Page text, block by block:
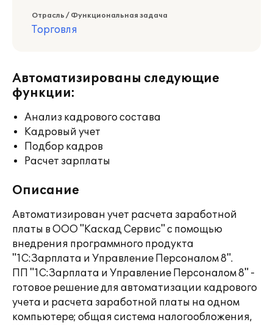
Отрасль / Функциональная задача
Торговля
Автоматизированы следующие
функции:
Анализ кадрового состава
Кадровый учет
Подбор кадров
Расчет зарплаты
Описание
Автоматизирован учет расчета заработной
платы в ООО "Каскад Сервис" с помощью
внедрения программного продукта
"1С:Зарплата и Управление Персоналом 8".
ПП "1С:Зарплата и Управление Персоналом 8" -
готовое решение для автоматизации кадрового
учета и расчета заработной платы на одном
компьютере; общая система налогообложения,